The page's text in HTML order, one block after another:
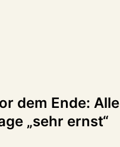
dem Ende: Alle
„sehr ernst“